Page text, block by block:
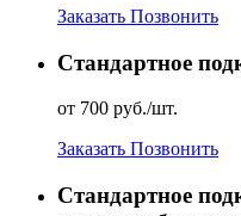
Заказать Позвонить
Стандартное
от 700 руб./шт.
Заказать Позвонить
Стандартное